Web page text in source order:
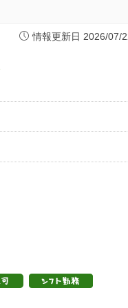
情報更新日 2026/07/